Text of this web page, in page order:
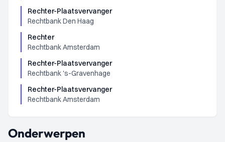
Rechter-Plaatsvervanger
Rechtbank Den Haag
Rechter
Rechtbank Amsterdam
Rechter-Plaatsvervanger
Rechtbank 's-Gravenhage
Rechter-Plaatsvervanger
Rechtbank Amsterdam
Onderwerpen